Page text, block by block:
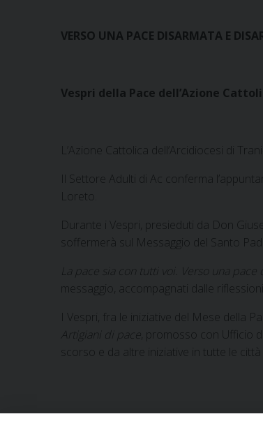
VERSO UNA PACE DISARMATA E
Vespri della Pace dell’Azione
L’Azione Cattolica dell’Arcidiocesi di
Il Settore Adulti di Ac conferma
Loreto.
Durante i Vespri, presieduti da Don
soffermerà sul Messaggio del Santo
La pace sia con tutti voi. Verso una pace
messaggio, accompagnati dalle
I Vespri, fra le iniziative del Mese della
Artigiani di pace
, promosso con Ufficio
scorso e da altre iniziative in tutte le città